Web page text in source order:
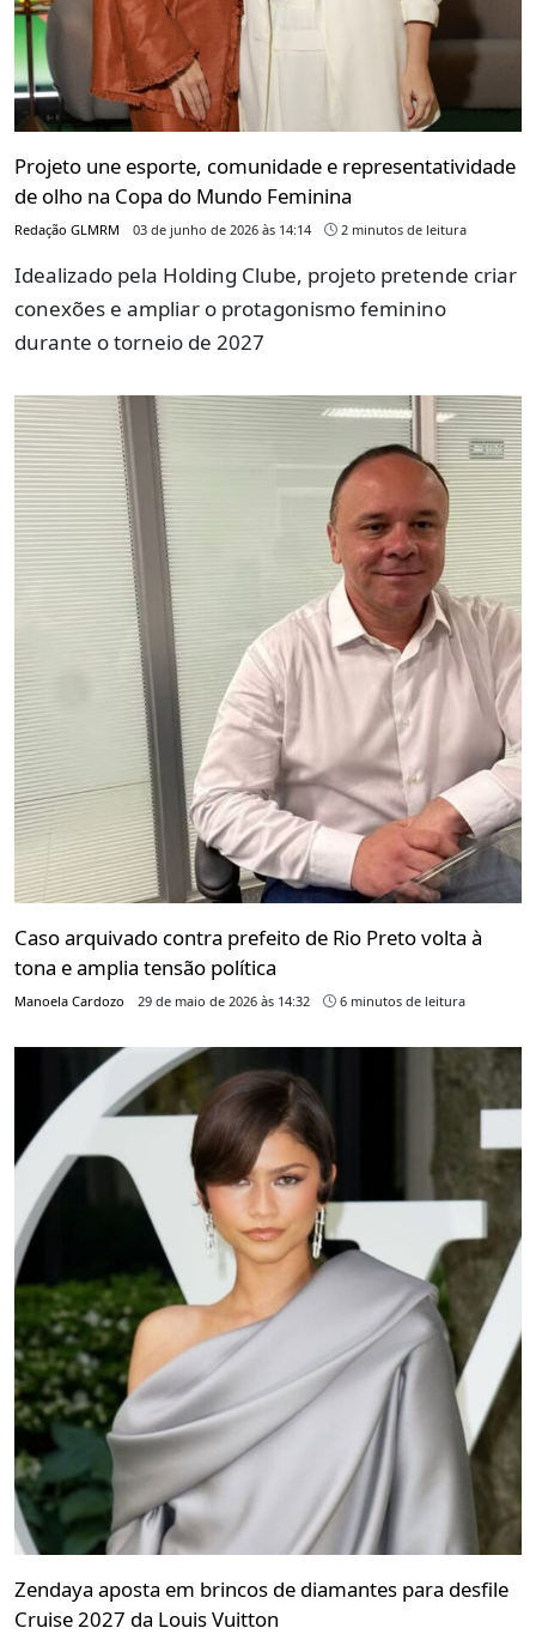
Projeto une esporte, comunidade e representatividade
de olho na Copa do Mundo Feminina
Redação GLMRM 03 de junho de 2026 às 14:14 2 minutos de leitura
Idealizado pela Holding Clube, projeto pretende criar
conexões e ampliar o protagonismo feminino
durante o torneio de 2027
Caso arquivado contra prefeito de Rio Preto volta à
tona e amplia tensão política
Manoela Cardozo 29 de maio de 2026 às 14:32 6 minutos de leitura
Zendaya aposta em brincos de diamantes para desfile
Cruise 2027 da Louis Vuitton